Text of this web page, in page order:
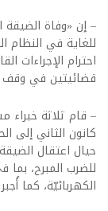
– إن «وفاة
للغاية في النظام
احترام الإجراءات
قضائيتين في وقف
كانون الثاني إلى
حيال اعتقال
للضرب المبرح،
الكهربائيّة، كما